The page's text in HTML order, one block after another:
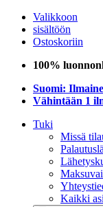
Valikkoon
sisältöön
Ostoskoriin
100%
Suomi:
Vähintään 1
Tuki
Missä
Kaikki